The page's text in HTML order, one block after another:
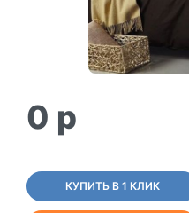
0 p
КУПИТЬ В 1 КЛИК